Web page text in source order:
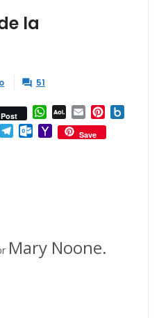
la
 51
Post WhatsApp
AOL
Mail
Email Pinterest
Messenger
Telegram
Outlook.com
Yahoo
Mail
Save
Mary Noone.